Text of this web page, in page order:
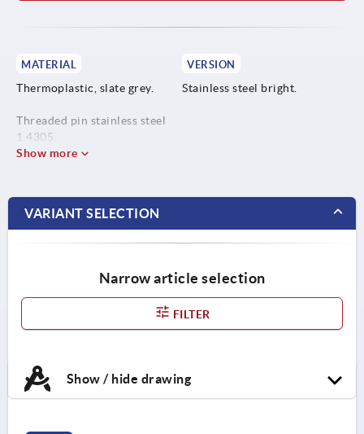
MATERIAL
Thermoplastic, slate grey.
Threaded pin stainless steel
1.4305.
VERSION
Stainless steel bright.
Show more
VARIANT SELECTION
Narrow article selection
FILTER
Show / hide drawing